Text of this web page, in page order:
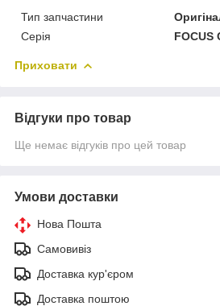
Тип запчастини
Серія
FOCUS
Приховати
Відгуки про товар
Ще немає відгуків про цей товар
Умови доставки
Нова Пошта
Самовивіз
Доставка кур'єром
Доставка поштою